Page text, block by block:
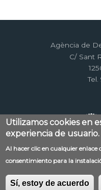
Agència de
C/ Sant
Menú
al
Contacto Aviso
Política de privacidad
Utilizamos cookies en
experiencia de usuario.
Al hacer clic en cualquier enlace
consentimiento para la
Sí, estoy de acuerdo